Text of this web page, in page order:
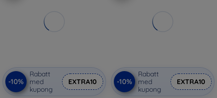
-10%
Rabatt
med
kupong
EXTRA10 -10%
Rabatt
med
kupong
EXTRA10